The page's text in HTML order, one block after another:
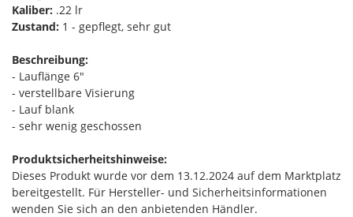
Kaliber: .22 lr
Zustand: 1 - gepflegt, sehr gut
Beschreibung:
- Lauflänge 6"
- verstellbare Visierung
- Lauf blank
- sehr wenig geschossen
Produktsicherheitshinweise:
Dieses Produkt wurde vor dem 13.12.2024 auf dem Marktplatz
bereitgestellt. Für Hersteller- und Sicherheitsinformationen
wenden Sie sich an den anbietenden Händler.